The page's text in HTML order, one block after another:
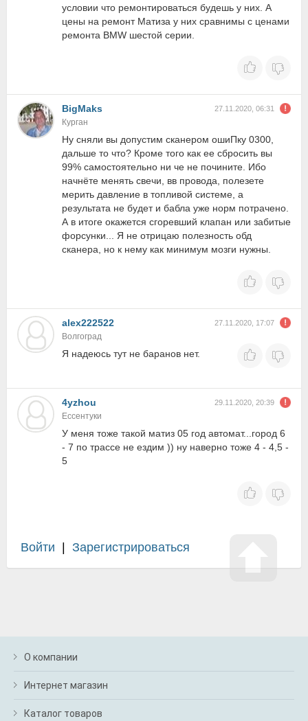
условии что ремонтироваться будешь у них. А
цены на ремонт Матиза у них сравнимы с ценами
ремонта BMW шестой серии.
BigMaks 27.11.2020, 06:31
Курган
Ну сняли вы допустим сканером ошиПку 0300,
дальше то что? Кроме того как ее сбросить вы
99% самостоятельно ни че не почините. Ибо
начнёте менять свечи, вв провода, полезете
мерить давление в топливой системе, а
результата не будет и бабла уже норм потрачено.
А в итоге окажется сгоревший клапан или забитые
форсунки... Я не отрицаю полезность обд
сканера, но к нему как минимум мозги нужны.
alex222522 27.11.2020, 17:07
Волгоград
Я надеюсь тут не баранов нет.
4yzhou 29.11.2020, 20:39
Ессентуки
У меня тоже такой матиз 05 год автомат...город 6
- 7 по трассе не ездим )) ну наверно тоже 4 - 4,5 -
5
Войти Зарегистрироваться
О компании
Интернет магазин
Каталог товаров